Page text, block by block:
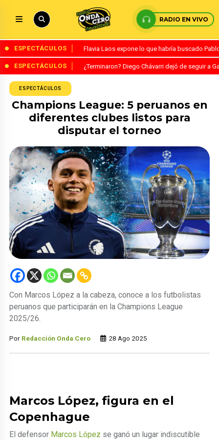
RADIO EN VIVO
ESPECTÁCULOS Flavia Laos expone lo que habría buscado
ESPECTÁCULOS ¿Terminaron? Diego Chávarri dejó de seguir a
ESPECTÁCULOS
Champions League: 5 peruanos en
diferentes clubes listos para
disputar el torneo
Con Marcos López a la cabeza, conoce a los futbolistas
peruanos que participarán en la Champions League
2025/26.
Por Redacción Onda Cero 28 Ago 2025
Marcos López, figura en el
Copenhague
El defensor Marcos López se ganó un lugar indiscutible